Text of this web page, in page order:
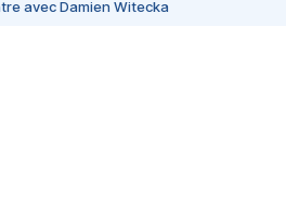
avec Damien Witecka